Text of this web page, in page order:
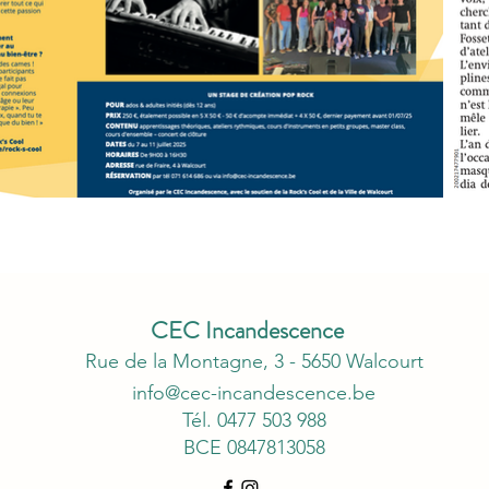
CEC Incandescence
Rue de la Montagne, 3 - 5650 Walcourt
info@cec-incandescence.be
Tél. 0477 503 988
BCE 0847813058